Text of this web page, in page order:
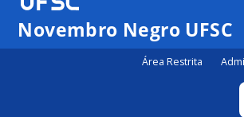
Novembro Negro UFSC
Área Restrita